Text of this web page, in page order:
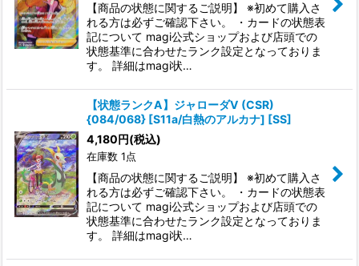
【商品の状態に関するご説明】 ※初めて購入さ
れる方は必ずご確認下さい。 ・カードの状態表
記について magi公式ショップおよび店頭での
状態基準に合わせたランク設定となっておりま
す。 詳細はmagi状…
【状態ランクA】ジャローダV (CSR)
{084/068} [S11a/白熱のアルカナ] [SS]
4,180円(税込)
在庫数 1点
【商品の状態に関するご説明】 ※初めて購入さ
れる方は必ずご確認下さい。 ・カードの状態表
記について magi公式ショップおよび店頭での
状態基準に合わせたランク設定となっておりま
す。 詳細はmagi状…